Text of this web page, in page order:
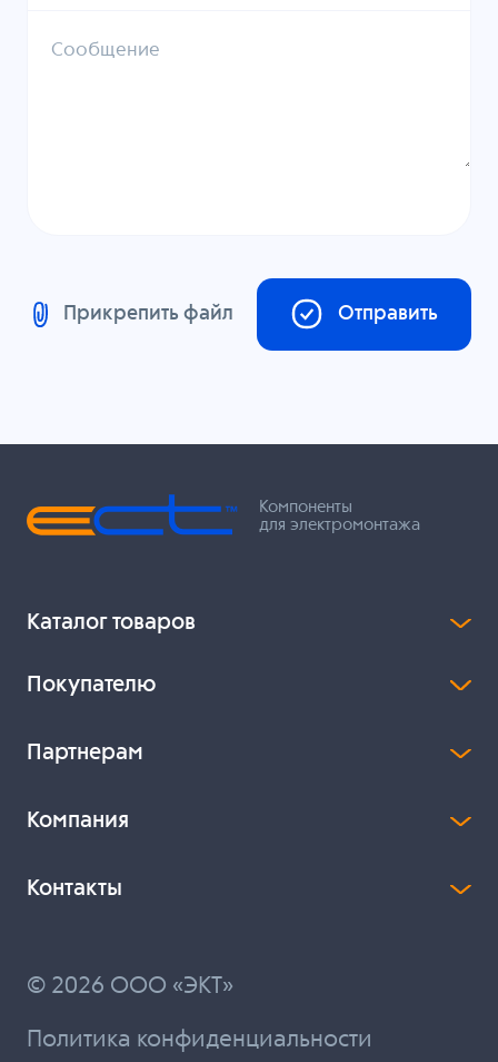
Сообщение
Прикрепить файл Отправить
Компоненты
для электромонтажа
Каталог товаров
Покупателю
Партнерам
Компания
Контакты
© 2026 ООО «ЭКТ»
Политика конфиденциальности